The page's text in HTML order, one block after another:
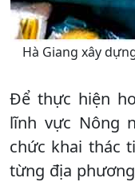
Hà Giang xây
Để thực hiện
lĩnh vực Nông
chức khai thác
từng địa